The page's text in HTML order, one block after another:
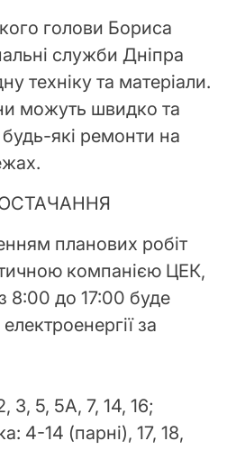
голови Бориса
служби Дніпра
техніку та матеріали.
можуть швидко та
які ремонти на
планових робіт
компанією ЦЕК,
8:00 до 17:00 буде
за
3, 5, 5А, 7, 14, 16;
4-14 (парні), 17, 18,